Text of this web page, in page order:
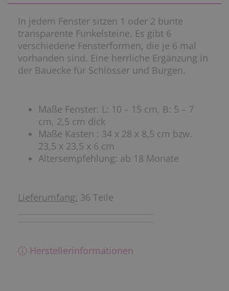
In jedem Fenster sitzen 1 oder 2 bunte
transparente Funkelsteine. Es gibt 6
verschiedene Fensterformen, die je 6 mal
vorhanden sind. Eine herrliche Ergänzung in
der Bauecke für Schlösser und Burgen.
Maße Fenster: L: 10 – 15 cm, B: 5 – 7
cm, 2,5 cm dick
Maße Kasten : 34 x 28 x 8,5 cm bzw.
23,5 x 23,5 x 6 cm
Altersempfehlung: ab 18 Monate
Lieferumfang: 36 Teile
ⓘ Herstellerinformationen